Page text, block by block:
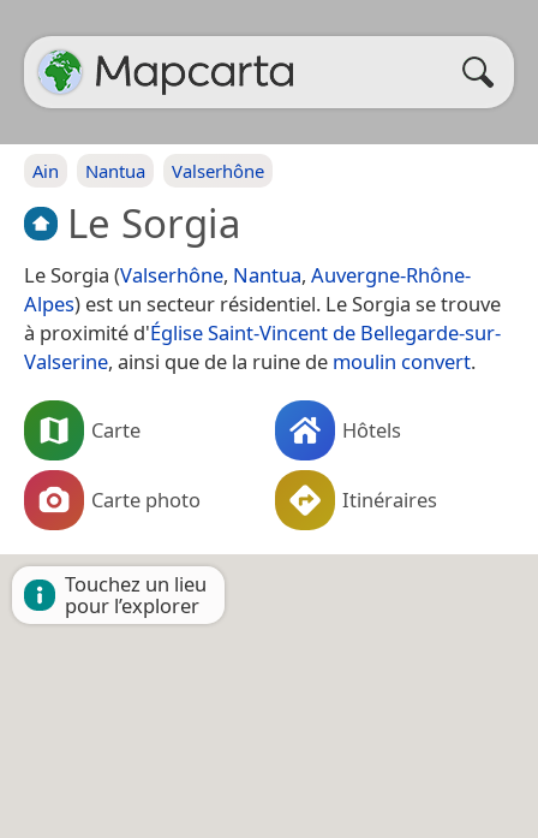
Ain Nantua Valserhône
Le Sorgia
Le Sorgia (Valserhône, Nantua, Auvergne-Rhône-
Alpes) est un secteur résidentiel. Le Sorgia se trouve
à proximité d'Église Saint-Vincent de Bellegarde-sur-
Valserine, ainsi que de la ruine de moulin convert.
Carte Hôtels
Carte photo Itinéraires
Touchez un lieu
pour l’explorer